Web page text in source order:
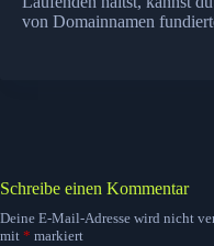
von Domainnamen
Schreibe einen Kommentar
Deine E-Mail-Adresse wird nicht
mit * markiert